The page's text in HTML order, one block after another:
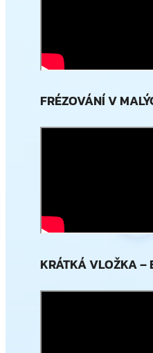
FRÉZOVÁNÍ V
KRÁTKÁ VLOŽKA –